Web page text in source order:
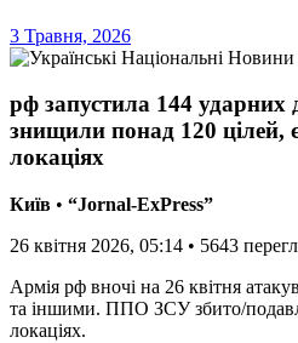
3 Травня, 2026
рф запустила 144 ударних
знищили понад 120 цілей,
локаціях
Київ • “Jornal-ExPress”
26 квітня 2026, 05:14 • 5643
Армія рф вночі на 26 квітня атакувала 144 БпЛА типу Shahed
та іншими. ППО ЗСУ збито/
локаціях.